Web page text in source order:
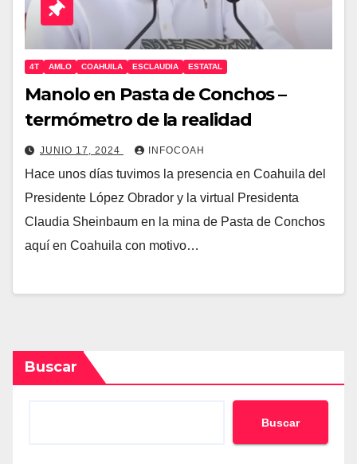
4T AMLO COAHUILA ESCLAUDIA ESTATAL
Manolo en Pasta de Conchos –
termómetro de la realidad
JUNIO 17, 2024 INFOCOAH
Hace unos días tuvimos la presencia en Coahuila del
Presidente López Obrador y la virtual Presidenta
Claudia Sheinbaum en la mina de Pasta de Conchos
aquí en Coahuila con motivo…
Buscar
Buscar